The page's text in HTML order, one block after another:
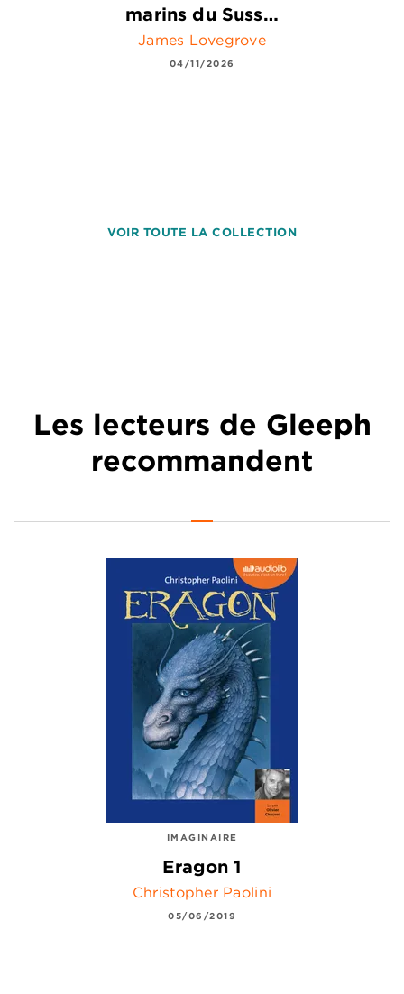
marins du Suss…
James Lovegrove
04/11/2026
VOIR TOUTE LA COLLECTION
Les lecteurs de Gleeph
recommandent
IMAGINAIRE
Eragon 1
Christopher Paolini
05/06/2019